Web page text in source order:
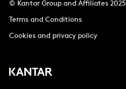
© Kantar Group and Affiliates 2025
Terms and Conditions
Cookies and privacy policy